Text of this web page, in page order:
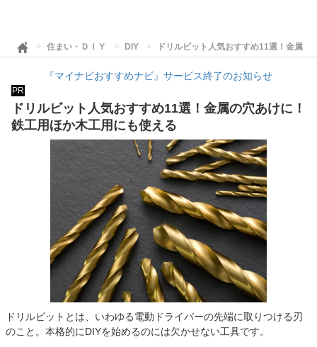
住まい・ＤＩＹ DIY ドリルビット人気おすすめ11選！金属
『マイナビおすすめナビ』サービス終了のお知らせ
PR
ドリルビット人気おすすめ11選！金属の穴あけに！
鉄工用ほか木工用にも使える
ドリルビットとは、いわゆる電動ドライバーの先端に取りつける刃
のこと。本格的にDIYを始めるのには欠かせない工具です。